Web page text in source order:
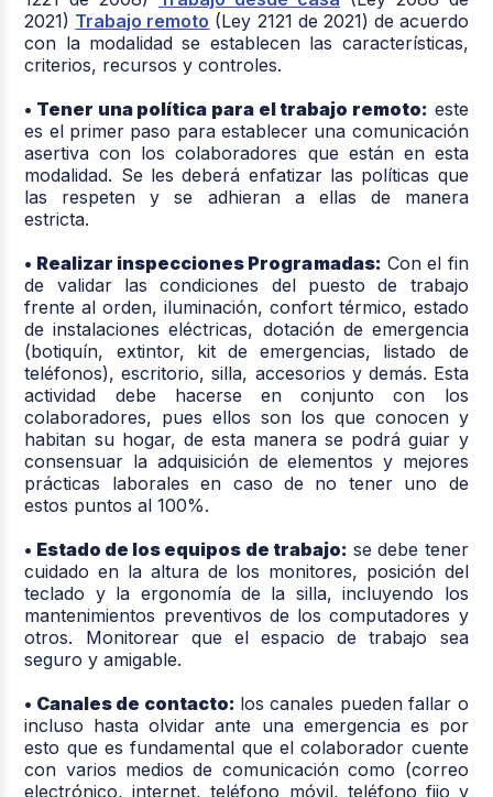
2021) Trabajo remoto (Ley 2121 de 2021) de acuerdo
con la modalidad se establecen las características,
criterios, recursos y controles.
• Tener una política para el trabajo remoto: este
es el primer paso para establecer una comunicación
asertiva con los colaboradores que están en esta
modalidad. Se les deberá enfatizar las políticas que
las respeten y se adhieran a ellas de manera
estricta.
• Realizar inspecciones Programadas: Con el fin
de validar las condiciones del puesto de trabajo
frente al orden, iluminación, confort térmico, estado
de instalaciones eléctricas, dotación de emergencia
(botiquín, extintor, kit de emergencias, listado de
teléfonos), escritorio, silla, accesorios y demás. Esta
actividad debe hacerse en conjunto con los
colaboradores, pues ellos son los que conocen y
habitan su hogar, de esta manera se podrá guiar y
consensuar la adquisición de elementos y mejores
prácticas laborales en caso de no tener uno de
estos puntos al 100%.
• Estado de los equipos de trabajo: se debe tener
cuidado en la altura de los monitores, posición del
teclado y la ergonomía de la silla, incluyendo los
mantenimientos preventivos de los computadores y
otros. Monitorear que el espacio de trabajo sea
seguro y amigable.
• Canales de contacto: los canales pueden fallar o
incluso hasta olvidar ante una emergencia es por
esto que es fundamental que el colaborador cuente
con varios medios de comunicación como (correo
electrónico, internet, teléfono móvil, teléfono fijo y